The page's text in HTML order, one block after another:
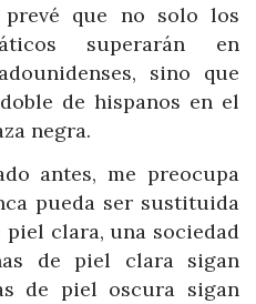
que no solo los
superarán en
sino que
de hispanos en el
negra.
antes, me preocupa
pueda ser sustituida
clara, una sociedad
de piel clara sigan
de piel oscura sigan